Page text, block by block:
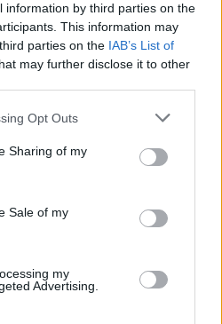
information by third parties on the
This information may
parties on the IAB’s List of
may further disclose it to other
Opt Outs
Sharing of my
Sale of my
my
Advertising.
vos be namų neliko